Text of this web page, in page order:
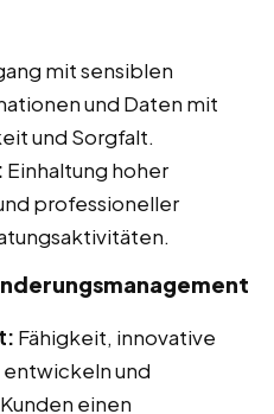
mit sensiblen
und Daten mit
und Sorgfalt.
Einhaltung hoher
professioneller
Fähigkeit, innovative
entwickeln und
einen